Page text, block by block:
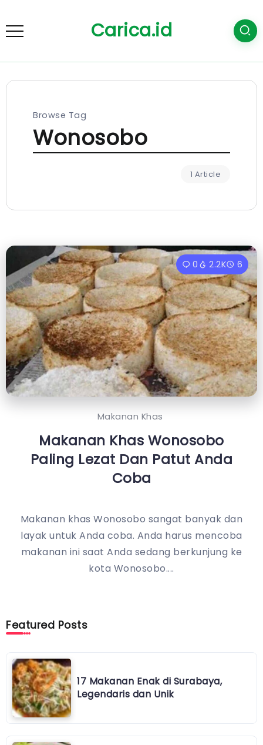
Carica.id
Browse Tag
Wonosobo
1 Article
0 2.2K 6
Makanan Khas
Makanan Khas Wonosobo
Paling Lezat Dan Patut Anda
Coba
Makanan khas Wonosobo sangat banyak dan
layak untuk Anda coba. Anda harus mencoba
makanan ini saat Anda sedang berkunjung ke
kota Wonosobo....
Featured Posts
17 Makanan Enak di Surabaya,
Legendaris dan Unik